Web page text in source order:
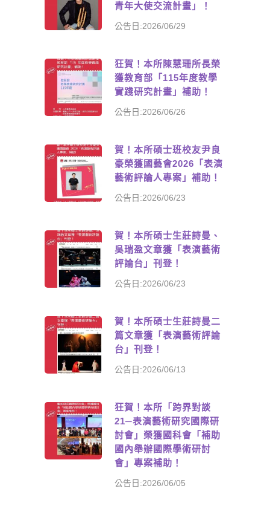
青年大使交流計畫」！
公告日:2026/06/29
狂賀！本所陳慧珊所長榮
獲教育部「115年度教學
實踐研究計畫」補助！
公告日:2026/06/26
賀！本所碩士班校友尹良
豪榮獲國藝會2026「表演
藝術評論人專案」補助！
公告日:2026/06/23
賀！本所碩士生莊詩曼、
吳瑞盈文章獲「表演藝術
評論台」刊登！
公告日:2026/06/23
賀！本所碩士生莊詩曼二
篇文章獲「表演藝術評論
台」刊登！
公告日:2026/06/13
狂賀！本所「跨界對談
21─表演藝術研究國際研
討會」榮獲國科會「補助
國內舉辦國際學術研討
會」專案補助！
公告日:2026/06/05